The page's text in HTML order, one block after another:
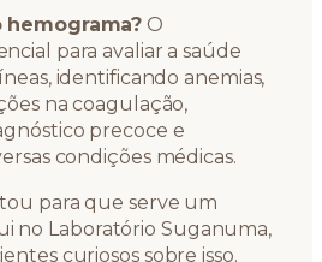
hemograma? O
para avaliar a saúde
identificando anemias,
na coagulação,
precoce e
condições médicas.
para que serve um
no Laboratório Suganuma,
curiosos sobre isso.